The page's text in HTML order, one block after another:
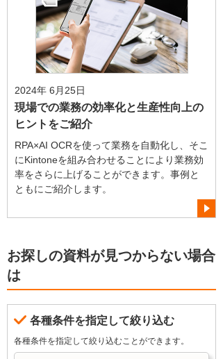
2024年 6月25日
現場での業務の効率化と生産性向上の
ヒントをご紹介
RPA×AI OCRを使って業務を自動化し、そこ
にKintoneを組み合わせることにより業務効
率をさらに上げることができます。事例と
ともにご紹介します。
お探しの資料が見つからない場合
は
各種条件を指定して絞り込む
各種条件を指定して絞り込むことができます。